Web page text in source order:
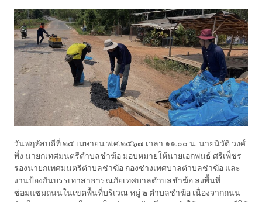
วันพฤหัสบดีที่ ๒๕ เมษายน พ.ศ.๒๕๖๗ เวลา ๑๑.๐๐ น. นายนิวัติ วงศ์
พึ่ง นายกเทศมนตรีตำบลชำฆ้อ มอบหมายให้นายเอกพนธ์ ศรีเพ็ชร
รองนายกเทศมนตรีตำบลชำฆ้อ กองช่างเทศบาลตำบลชำฆ้อ และ
งานป้องกันบรรเทาสาธารณภัยเทศบาลตำบลชำฆ้อ ลงพื้นที่
ซ่อมแซมถนนในเขตพื้นที่บริเวณ หมู่ ๒ ตำบลชำฆ้อ เนื่องจากถนน